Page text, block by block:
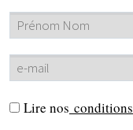
Lire nos conditions